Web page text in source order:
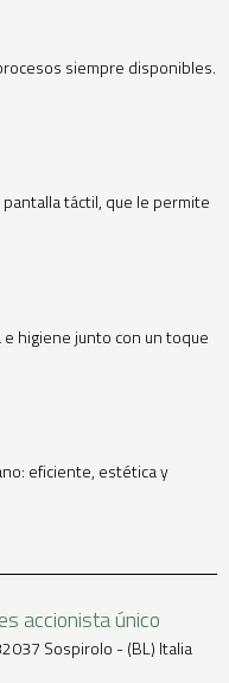
siempre disponibles.
táctil, que le permite
higiene junto con un toque
eficiente, estética y
accionista único
Sospirolo - (BL) Italia